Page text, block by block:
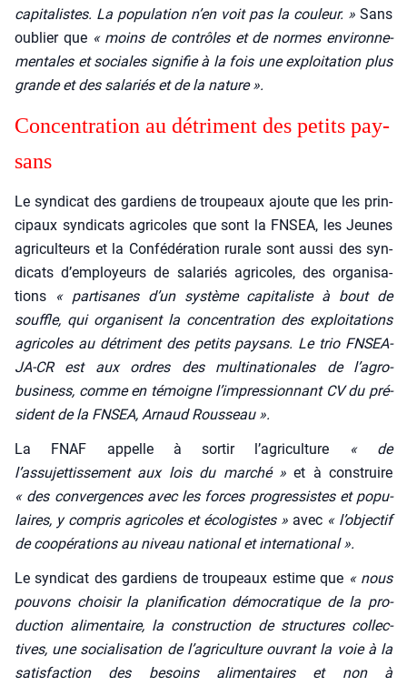
capi­ta­listes. La popu­la­tion n’en voit pas la cou­leur. » Sans
oublier que « moins de contrôles et de normes envi­ron­ne­
men­tales et sociales signi­fie à la fois une exploi­ta­tion plus
grande et des sala­riés et de la nature ».
Concen­tra­tion au détri­ment des petits pay­
sans
Le syn­di­cat des gar­diens de trou­peaux ajoute que les prin­
ci­paux syn­di­cats agri­coles que sont la FNSEA, les Jeunes
agri­cul­teurs et la Confé­dé­ra­tion rurale sont aus­si des syn­
di­cats d’employeurs de sala­riés agri­coles, des orga­ni­sa­
tions
« par­ti­sanes d’un sys­tème capi­ta­liste à bout de
souffle, qui orga­nisent la concen­tra­tion des exploi­ta­tions
agri­coles au détri­ment des petits pay­sans. Le trio FNSEA-
JA-CR est aux ordres des mul­ti­na­tio­nales de l’agro-
business, comme en témoigne l’impressionnant CV du pré­
sident de la FNSEA, Arnaud Rous­seau ».
La FNAF appelle à sor­tir l’agriculture
« de
l’assujettissement aux lois du mar­ché »et à construire
« des conver­gences avec les forces pro­gres­sistes et popu­
laires, y com­pris agri­coles et éco­lo­gistes » avec « l’objectif
de coopé­ra­tions au niveau natio­nal et inter­na­tio­nal ».
Le syn­di­cat des gar­diens de trou­peaux estime que « nous
pou­vons choi­sir la pla­ni­fi­ca­tion démo­cra­tique de la pro­
duc­tion ali­men­taire, la construc­tion de struc­tures col­lec­
tives, une socia­li­sa­tion de l’agriculture ouvrant la voie à la
satis­fac­tion des besoins ali­men­taires et non à